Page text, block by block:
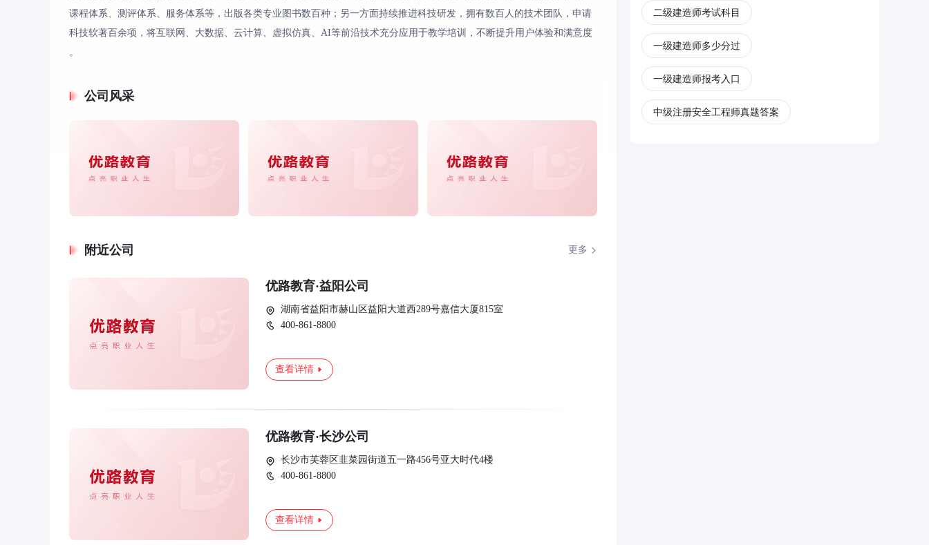
课程体系、测评体系、服务体系等，出版各类专业图书数百种；另一方面持续推进科技研发，拥有数百人的技术团队，申请
科技软著百余项，将互联网、大数据、云计算、虚拟仿真、AI等前沿技术充分应用于教学培训，不断提升用户体验和满意度
。
公司风采
附近公司 更多
优路教育·益阳公司
湖南省益阳市赫山区益阳大道西289号嘉信大厦815室
400-861-8800
查看详情
优路教育·长沙公司
长沙市芙蓉区韭菜园街道五一路456号亚大时代4楼
400-861-8800
查看详情
二级建造师考试科目
一级建造师多少分过
一级建造师报考入口
中级注册安全工程师真题答案